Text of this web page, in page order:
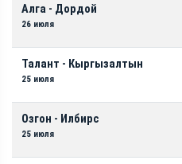
Алга - Дордой
26 июля
Талант - Кыргызалтын
25 июля
Озгон - Илбирс
25 июля